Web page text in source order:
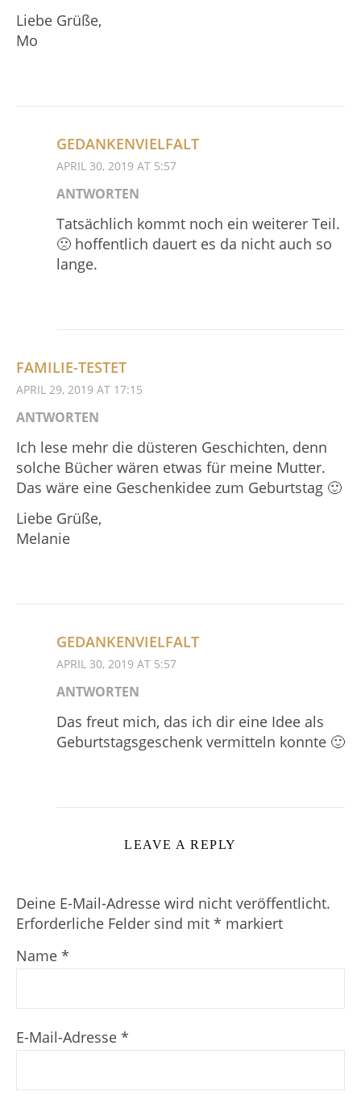
Liebe Grüße,
Mo
GEDANKENVIELFALT
APRIL 30, 2019 AT 5:57
ANTWORTEN
Tatsächlich kommt noch ein weiterer Teil.
🙁 hoffentlich dauert es da nicht auch so
lange.
FAMILIE-TESTET
APRIL 29, 2019 AT 17:15
ANTWORTEN
Ich lese mehr die düsteren Geschichten, denn
solche Bücher wären etwas für meine Mutter.
Das wäre eine Geschenkidee zum Geburtstag 🙂
Liebe Grüße,
Melanie
GEDANKENVIELFALT
APRIL 30, 2019 AT 5:57
ANTWORTEN
Das freut mich, das ich dir eine Idee als
Geburtstagsgeschenk vermitteln konnte 🙂
LEAVE A REPLY
Deine E-Mail-Adresse wird nicht veröffentlicht.
Erforderliche Felder sind mit * markiert
Name *
E-Mail-Adresse *